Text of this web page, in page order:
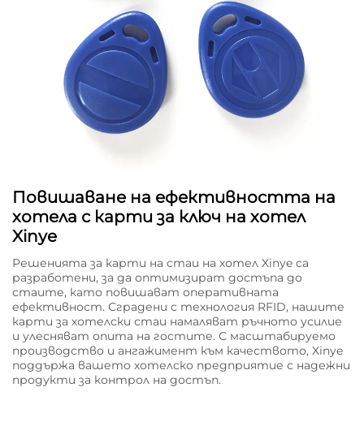
Повишаване на ефективността на
хотела с карти за ключ на хотел
Xinye
Решенията за карти на стаи на хотел Xinye са
разработени, за да оптимизират достъпа до
стаите, като повишават оперативната
ефективност. Сградени с технология RFID, нашите
карти за хотелски стаи намаляват ръчното усилие
и улесняват опита на гостите. С масштабируемо
производство и ангажимент към качеството, Xinye
поддържа вашето хотелско предприятие с надежни
продукти за контрол на достъп.